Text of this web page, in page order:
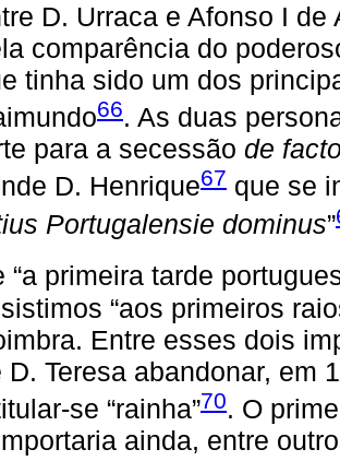
D. Urraca e Afonso I
comparência do
tinha sido um dos
66. As duas
para a secessão de
D. Henrique67 que se
Portugalensie dominus”
“a primeira tarde
“aos primeiros
Entre esses dois
D. Teresa abandonar, em
se “rainha”70. O
ainda, entre